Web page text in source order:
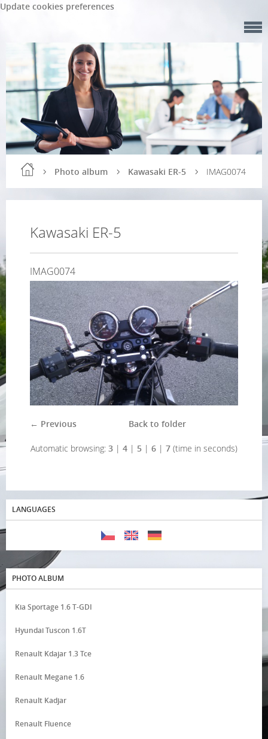
Update cookies preferences
Photo album Kawasaki ER-5 IMAG0074
Kawasaki ER-5
IMAG0074
← Previous Back to folder
Automatic browsing: 3 | 4 | 5 | 6 | 7 (time in seconds)
LANGUAGES
PHOTO ALBUM
Kia Sportage 1.6 T-GDI
Hyundai Tuscon 1.6T
Renault Kdajar 1.3 Tce
Renault Megane 1.6
Renault Kadjar
Renault Fluence